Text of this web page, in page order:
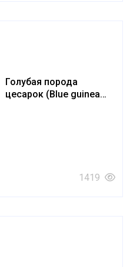
Голубая порода
цесарок (Blue guinea
1419